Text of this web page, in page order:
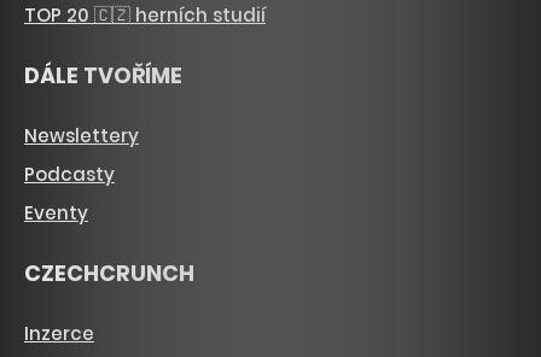
TOP 20 🇨🇿 herních studií
DÁLE TVOŘÍME
Newslettery
Podcasty
Eventy
CZECHCRUNCH
Inzerce